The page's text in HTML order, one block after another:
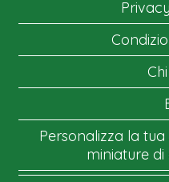
Personalizza la
miniature